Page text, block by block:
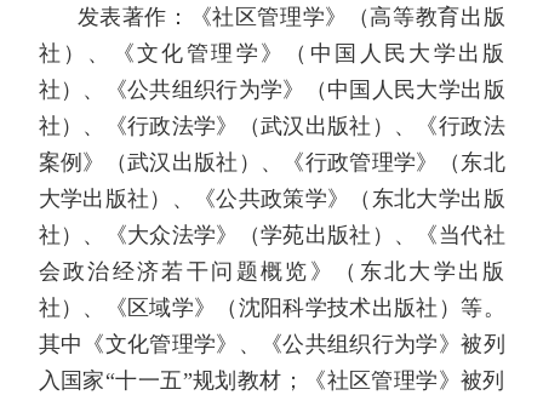
发表著作：《社区管理学》（高等教育出版
社）、《文化管理学》（中国人民大学出版
社）、《公共组织行为学》（中国人民大学出版
社）、《行政法学》（武汉出版社）、《行政法
案例》（武汉出版社）、《行政管理学》（东北
大学出版社）、《公共政策学》（东北大学出版
社）、《大众法学》（学苑出版社）、《当代社
会政治经济若干问题概览》（东北大学出版
社）、《区域学》（沈阳科学技术出版社）等。
其中《文化管理学》、《公共组织行为学》被列
入国家“十一五”规划教材；《社区管理学》被列